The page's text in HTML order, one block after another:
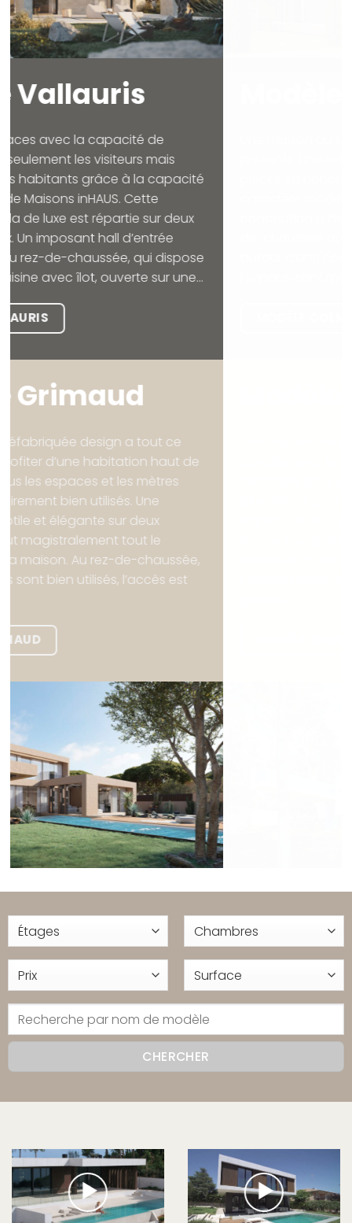
ModèleColmar
Une maison au style contemporain marqué qui
présente une richesse spatiale dans toutes ses
pièces. La conception se caractérise par son
caractère moderne et dynamique. La
conception à deux étages comporte un rez-
de-chaussée où la zone de jour est distribuée
autour d’une cour centrale. La fonctionnalité et
l’espace sont modifiés tout au long de la...
MODÈLE
ModèleBiarritz
Une maison unique conçue sur deux étages qui
travaille avec le déplacement des volumes
corrélatifs pour générer des espaces extérieurs
plus frais et plus privés. Le modèle Biarritz, en
France. Elle se compose de deux étages qui
forment un porte-à-faux (étage supérieur) au-
dessus d’un autre porte-à-faux (étage
inférieur) perché sur un terrain accidenté. Une